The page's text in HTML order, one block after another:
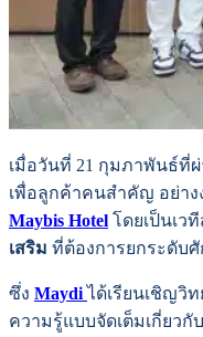
เมื่อวันที่ 21 กุมภาพันธ์ที่
เพื่อลูกค้าคนสำคัญ อย่าง
Maybis Hotel โดยเป็นเว
เสริม ที่ต้องการยกระดับ
ซึ่ง Maydiได้เรียนเชิญวิ
ความรู้แบบจัดเต็มเกี่ยวกับ